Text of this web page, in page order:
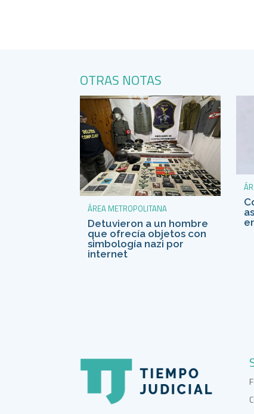
OTRAS NOTAS
ÁREA METROPOLITANA
Detuvieron a un hombre
que ofrecía objetos con
simbología nazi por
internet